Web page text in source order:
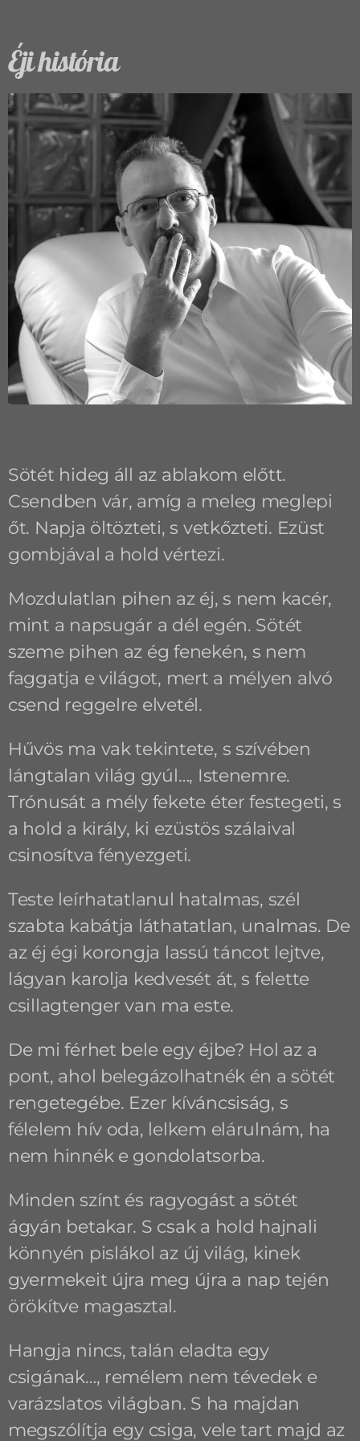
Éji história
Sötét hideg áll az ablakom előtt.
Csendben vár, amíg a meleg meglepi
őt. Napja öltözteti, s vetkőzteti. Ezüst
gombjával a hold vértezi.
Mozdulatlan pihen az éj, s nem kacér,
mint a napsugár a dél egén. Sötét
szeme pihen az ég fenekén, s nem
faggatja e világot, mert a mélyen alvó
csend reggelre elvetél.
Hűvös ma vak tekintete, s szívében
lángtalan világ gyúl…, Istenemre.
Trónusát a mély fekete éter festegeti, s
a hold a király, ki ezüstös szálaival
csinosítva fényezgeti.
Teste leírhatatlanul hatalmas, szél
szabta kabátja láthatatlan, unalmas. De
az éj égi korongja lassú táncot lejtve,
lágyan karolja kedvesét át, s felette
csillagtenger van ma este.
De mi férhet bele egy éjbe? Hol az a
pont, ahol belegázolhatnék én a sötét
rengetegébe. Ezer kíváncsiság, s
félelem hív oda, lelkem elárulnám, ha
nem hinnék e gondolatsorba.
Minden színt és ragyogást a sötét
ágyán betakar. S csak a hold hajnali
könnyén pislákol az új világ, kinek
gyermekeit újra meg újra a nap tején
örökítve magasztal.
Hangja nincs, talán eladta egy
csigának…, remélem nem tévedek e
varázslatos világban. S ha majdan
megszólítja egy csiga, vele tart majd az